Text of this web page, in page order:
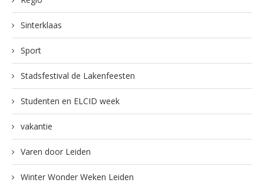
Sinterklaas
Sport
Stadsfestival de Lakenfeesten
Studenten en ELCID week
vakantie
Varen door Leiden
Winter Wonder Weken Leiden